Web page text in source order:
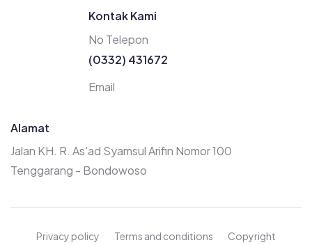
Kontak Kami
No Telepon
(0332) 431672
Email
Alamat
Jalan KH. R. As'ad Syamsul Arifin Nomor 100
Tenggarang - Bondowoso
Privacy policy Terms and conditions Copyright